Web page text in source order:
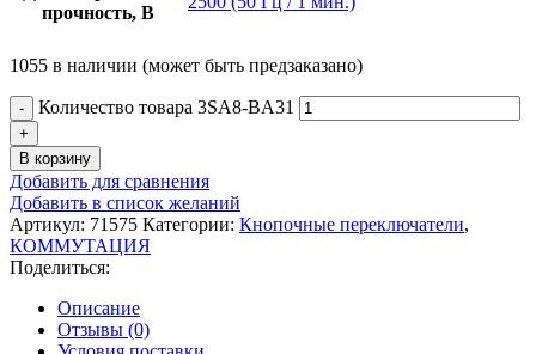
прочность, В
1055 в наличии (может быть предзаказано)
Количество товара 3SA8-BA31
В корзину
Добавить для сравнения
Добавить в список желаний
Артикул: 71575 Категории: Кнопочные переключатели,
КОММУТАЦИЯ
Поделиться:
Описание
Отзывы (0)